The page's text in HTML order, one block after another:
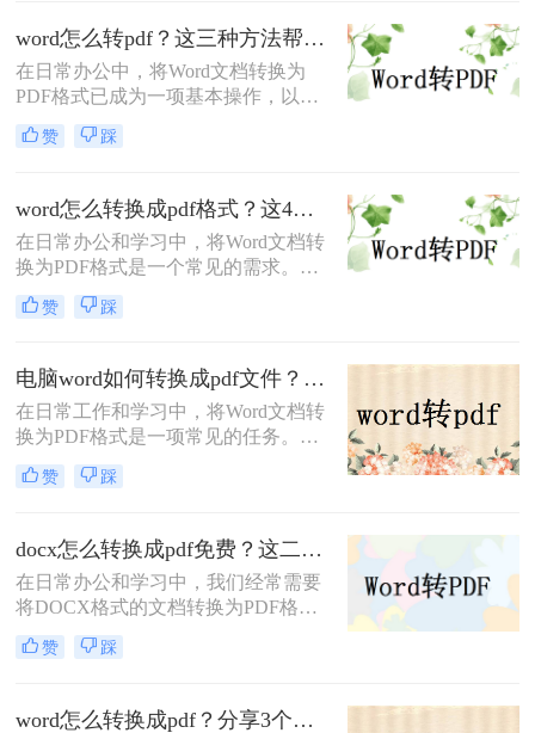
PDF的方法。
word怎么转pdf？这三种方法帮你解决！
在日常办公中，将Word文档转换为
PDF格式已成为一项基本操作，以确
保文档在不同设备和平台上的一致性
和不可篡改性。那么word怎么转pdf
PDF的方法。每种方法都有其独特的
优缺点和适用场景，用户可以根据自
己的需求灵活选择。
赞 踩
word怎么转换成pdf格式？这4种方法简单实用！
在日常办公和学习中，将Word文档转
换为PDF格式是一个常见的需求。
PDF格式因其跨平台兼容性和不可编
辑性，被广泛用于文件分享和存档。
下是四种将Word转换成PDF格式的方
法。
赞 踩
电脑word如何转换成pdf文件？这4种转换方法分享给你！
在日常工作和学习中，将Word文档转
换为PDF格式是一项常见的任务。
PDF格式因其良好的兼容性和不可编
辑性，被广泛应用于文档的分发、打
pdf文件呢？本文将详细介绍四种将电
脑上的Word文档转换为PDF文件的方
法。
赞 踩
docx怎么转换成pdf免费？这二个方法超级实用！
在日常办公和学习中，我们经常需要
将DOCX格式的文档转换为PDF格
式，以确保文档在不同设备和软件上
的格式一致性。那么docx怎么转换成
DOCX转PDF方法。
赞 踩
word怎么转换成pdf？分享3个可以轻松转换的方法!